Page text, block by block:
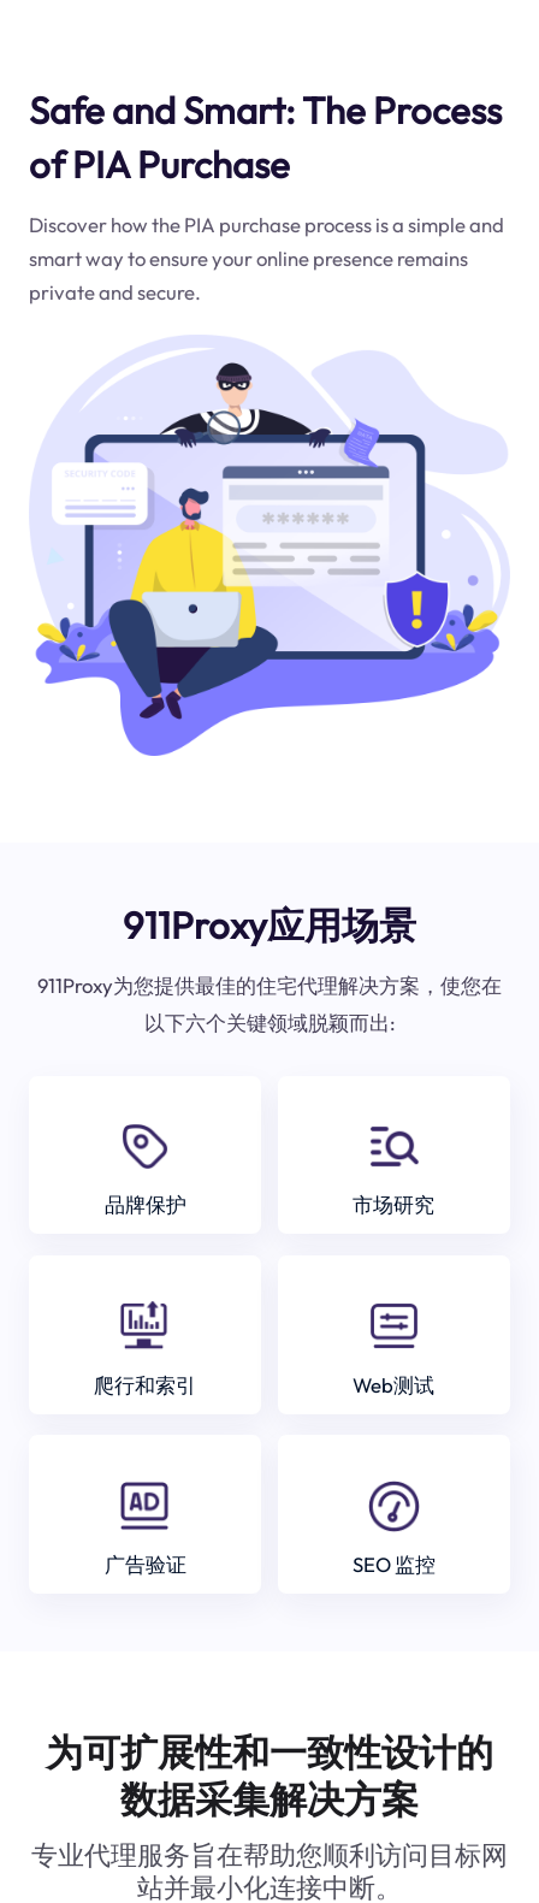
Safe and Smart: The Process
of PIA Purchase
Discover how the PIA purchase process is a simple and
smart way to ensure your online presence remains
private and secure.
911Proxy应用场景
911Proxy为您提供最佳的住宅代理解决方案，使您在
以下六个关键领域脱颖而出:
品牌保护 市场研究
爬行和索引 Web测试
广告验证 SEO 监控
为可扩展性和一致性设计的
数据采集解决方案
专业代理服务旨在帮助您顺利访问目标网
站并最小化连接中断。